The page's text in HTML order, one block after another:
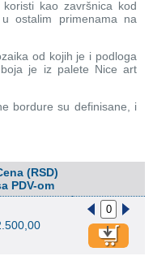
kao završnica kod
ostalim primenama na
od kojih je i podloga
je iz palete Nice art
bordure su definisane, i
(RSD)
PDV-om